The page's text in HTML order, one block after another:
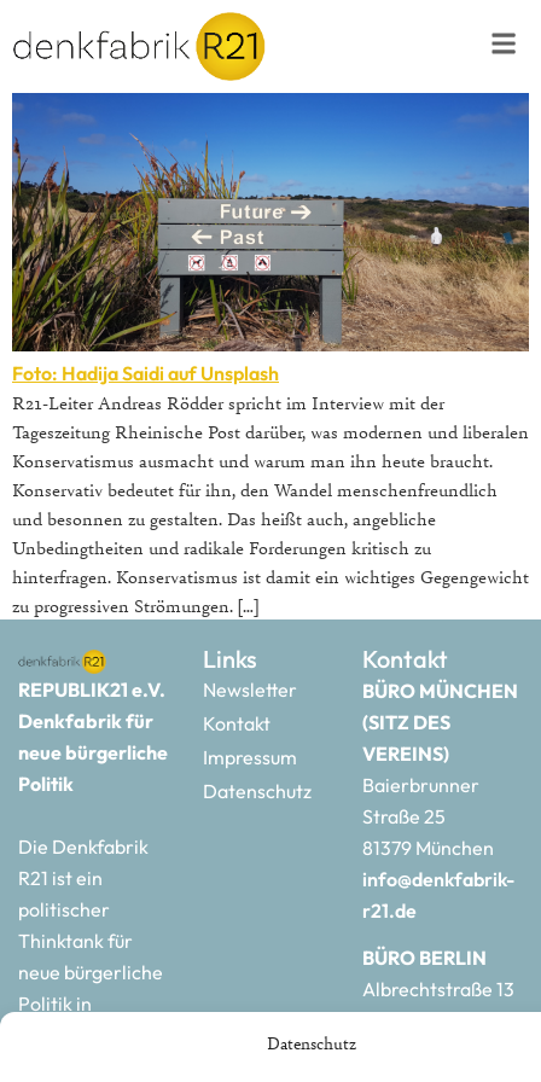
Datenschutz
Foto: Hadija Saidi auf Unsplash
R21-Leiter Andreas Rödder spricht im Interview mit der
Tageszeitung Rheinische Post darüber, was modernen und liberalen
Konservatismus ausmacht und warum man ihn heute braucht.
Konservativ bedeutet für ihn, den Wandel menschenfreundlich
und besonnen zu gestalten. Das heißt auch, angebliche
Unbedingtheiten und radikale Forderungen kritisch zu
hinterfragen. Konservatismus ist damit ein wichtiges Gegengewicht
zu progressiven Strömungen. […]
REPUBLIK21 e.V.
Denkfabrik für
neue bürgerliche
Politik
Die Denkfabrik
R21 ist ein
politischer
Thinktank für
neue bürgerliche
Politik in
Links
Newsletter
Kontakt
Impressum
Datenschutz
Kontakt
BÜRO MÜNCHEN
(SITZ DES
VEREINS)
Baierbrunner
Straße 25
81379 München
info@denkfabrik-
r21.de
BÜRO BERLIN
Albrechtstraße 13